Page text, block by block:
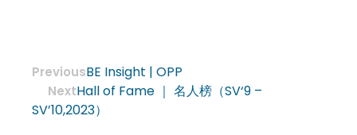
PreviousBE Insight | OPP
NextHall of Fame ｜ 名人榜（SV‘9 –
SV’10,2023）